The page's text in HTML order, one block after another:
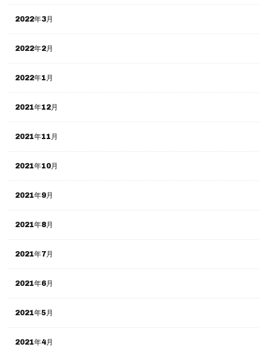
2022年3月
2022年2月
2022年1月
2021年12月
2021年11月
2021年10月
2021年9月
2021年8月
2021年7月
2021年6月
2021年5月
2021年4月